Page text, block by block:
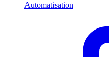
Automatisation